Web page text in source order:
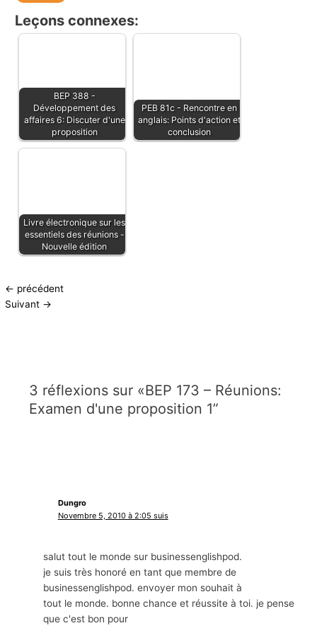
Leçons connexes:
BEP 388 -
Développement des
affaires 6: Discuter d'une
proposition
PEB 81c - Rencontre en
anglais: Points d'action et
conclusion
Livre électronique sur les
essentiels des réunions -
Nouvelle édition
← précédent
Suivant →
3 réflexions sur «BEP 173 – Réunions:
Examen d'une proposition 1”
Dungro
Novembre 5, 2010 à 2:05 suis
salut tout le monde sur businessenglishpod.
je suis très honoré en tant que membre de
businessenglishpod. envoyer mon souhait à
tout le monde. bonne chance et réussite à toi. je pense
que c'est bon pour